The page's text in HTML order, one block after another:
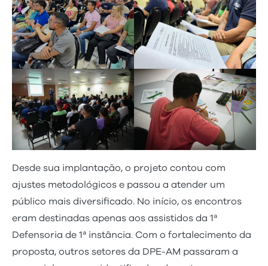
Desde sua implantação, o projeto contou com
ajustes metodológicos e passou a atender um
público mais diversificado. No início, os encontros
eram destinadas apenas aos assistidos da 1ª
Defensoria de 1ª instância. Com o fortalecimento da
proposta, outros setores da DPE-AM passaram a